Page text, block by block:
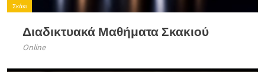
Σκάκι
Διαδικτυακά Μαθήματα Σκακιού
Online